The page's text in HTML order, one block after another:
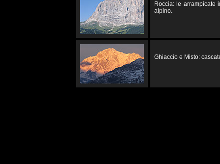
Roccia: le arrampicate
alpino.
Ghiaccio e Misto: